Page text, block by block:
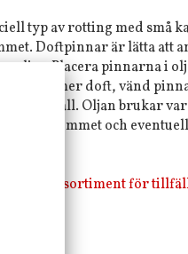
typ av rotting med små
Doftpinnar är lätta att
Placera pinnarna i
du mer doft, vänd
underhåll. Oljan brukar
i rummet och
i vårt sortiment för